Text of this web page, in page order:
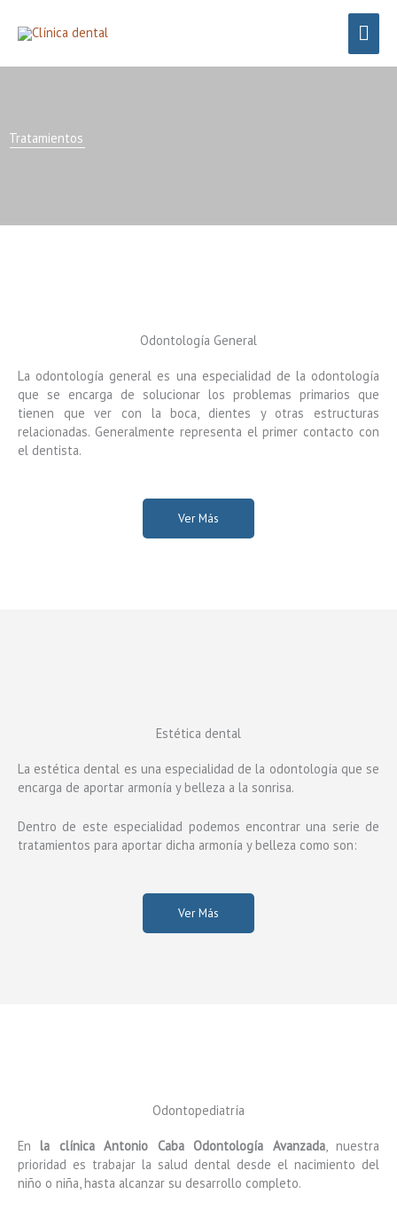
contenido
Tratamientos
Odontología General
La odontología general es una especialidad de la odontología
que se encarga de solucionar los problemas primarios que
tienen que ver con la boca, dientes y otras estructuras
relacionadas. Generalmente representa el primer contacto con
el dentista.
Ver Más
Estética dental
La estética dental es una especialidad de la odontología que se
encarga de aportar armonía y belleza a la sonrisa.
Dentro de este especialidad podemos encontrar una serie de
tratamientos para aportar dicha armonía y belleza como son:
Ver Más
Odontopediatría
Enla clínica Antonio Caba Odontología Avanzada, nuestra
prioridad es trabajar la salud dental desde el nacimiento del
niño o niña, hasta alcanzar su desarrollo completo.